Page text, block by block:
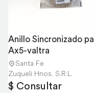
Anillo Sincronizado
Ax5-valtra
Santa Fe
Zuqueli Hnos. S.R.L.
$ Consultar